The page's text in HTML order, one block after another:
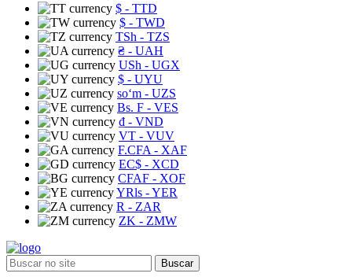
$ - TTD
$ - TWD
TSh - TZS
₴ - UAH
USh - UGX
$ - UYU
soʻm - UZS
Bs. F - VES
₫ - VND
VT - VUV
F.CFA - XAF
EC$ - XCD
CFAF - XOF
YRls - YER
R - ZAR
ZK - ZMW
Buscar